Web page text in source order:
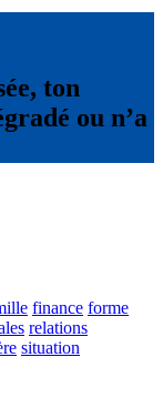
ton
ou n’a
finance forme
relations
situation